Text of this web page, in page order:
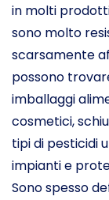
in molti
sono molto
scarsamente
possono
imballaggi
cosmetici,
tipi di pesticidi
impianti e
Sono spesso